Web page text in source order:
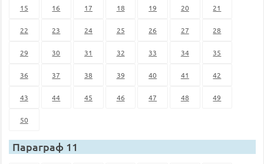
15 16 17 18 19 20 21
22 23 24 25 26 27 28
29 30 31 32 33 34 35
36 37 38 39 40 41 42
43 44 45 46 47 48 49
50
Параграф 11